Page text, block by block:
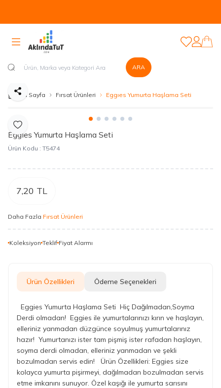
ARA
Hesabım
Favorilerim
Ana Sayfa Fırsat Ürünleri Eggıes Yumurta Haşlama Seti
Favoriye Ekle
Paylaş
Eggıes Yumurta Haşlama Seti
Ürün Kodu : T5474
7,20 TL
Daha Fazla Fırsat Ürünleri
Koleksiyon Teklif Fiyat Alarmı
Ürün Özellikleri Ödeme Seçenekleri
Eggies Yumurta Haşlama Seti Hiç Dağılmadan,Soyma
Derdi olmadan! Eggies ile yumurtalarınızı kırın ve haşlayın,
elleriniz yanmadan düzgünce soyulmuş yumurtalarınız
hazır! Yumurtanızı ister tam pişmiş ister rafadan haşlayın,
soyma derdi olmadan, elleriniz yanmadan ve şekli
bozulmadan servis edin! Ürün Özellikleri: Eggies size
kolayca yumurta pişirmeyi, dağılmadan bozulmadan servis
etme imkanını sunuyor. Özel kaşığı ile yumurta sarısını